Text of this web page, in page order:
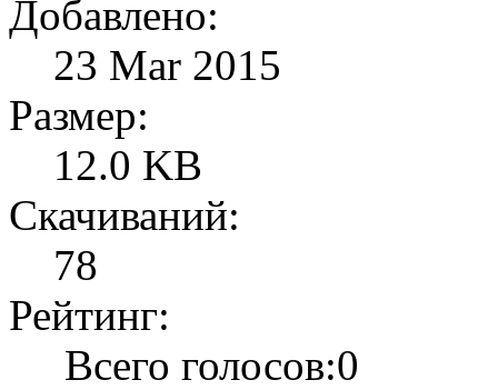
Добавлено:
23 Mar 2015
Размер:
12.0 KB
Скачиваний:
78
Рейтинг:
Всего голосов:0